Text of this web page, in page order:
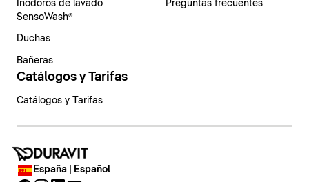
Inodoros de lavado
SensoWash®
Duchas
Bañeras
Preguntas frecuentes
Catálogos y Tarifas
Catálogos y Tarifas
España | Español